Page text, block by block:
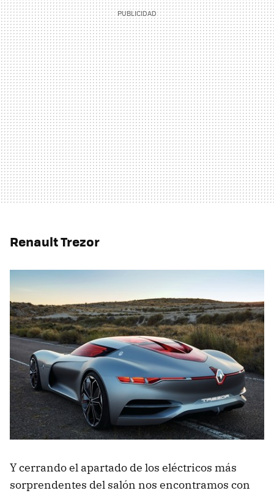
Renault Trezor
Y cerrando el apartado de los eléctricos más
sorprendentes del salón nos encontramos con